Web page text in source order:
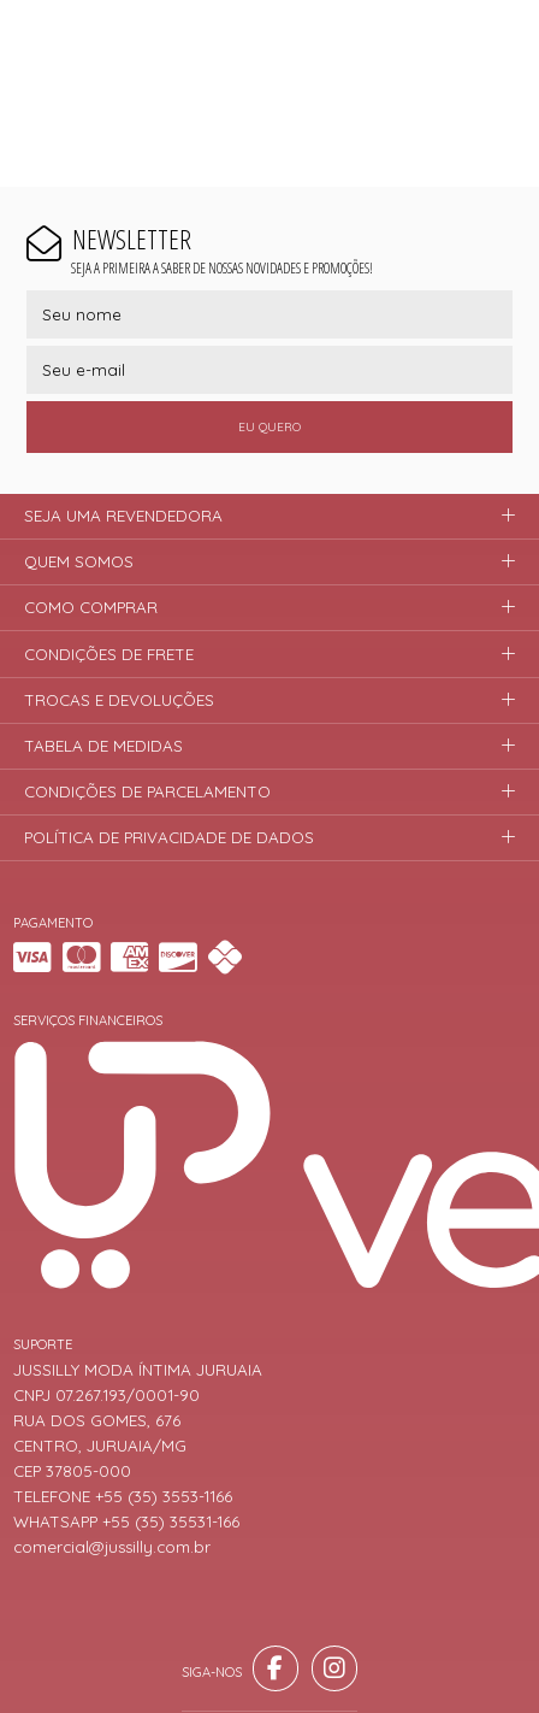
NEWSLETTER
SEJA A PRIMEIRA A SABER DE NOSSAS NOVIDADES E PROMOÇÕES!
EU QUERO
PAGAMENTO
SERVIÇOS FINANCEIROS
SUPORTE
JUSSILLY MODA ÍNTIMA JURUAIA
CNPJ 07.267.193/0001-90
RUA DOS GOMES, 676
CENTRO, JURUAIA/MG
CEP 37805-000
TELEFONE +55 (35) 3553-1166
WHATSAPP +55 (35) 35531-166
comercial@jussilly.com.br
SEJA UMA REVENDEDORA
QUEM SOMOS
COMO COMPRAR
CONDIÇÕES DE FRETE
TROCAS E DEVOLUÇÕES
TABELA DE MEDIDAS
CONDIÇÕES DE PARCELAMENTO
POLÍTICA DE PRIVACIDADE DE DADOS